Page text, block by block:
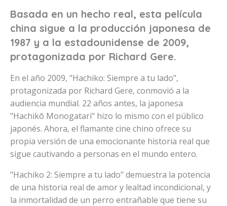
Basada en un hecho real, esta película
china sigue a la producción japonesa de
1987 y a la estadounidense de 2009,
protagonizada por Richard Gere.
En el año 2009, "Hachiko: Siempre a tu lado",
protagonizada por Richard Gere, conmovió a la
audiencia mundial. 22 años antes, la japonesa
"Hachikō Monogatari" hizo lo mismo con el público
japonés. Ahora, el flamante cine chino ofrece su
propia versión de una emocionante historia real que
sigue cautivando a personas en el mundo entero.
"Hachiko 2: Siempre a tu lado" demuestra la potencia
de una historia real de amor y lealtad incondicional, y
la inmortalidad de un perro entrañable que tiene su